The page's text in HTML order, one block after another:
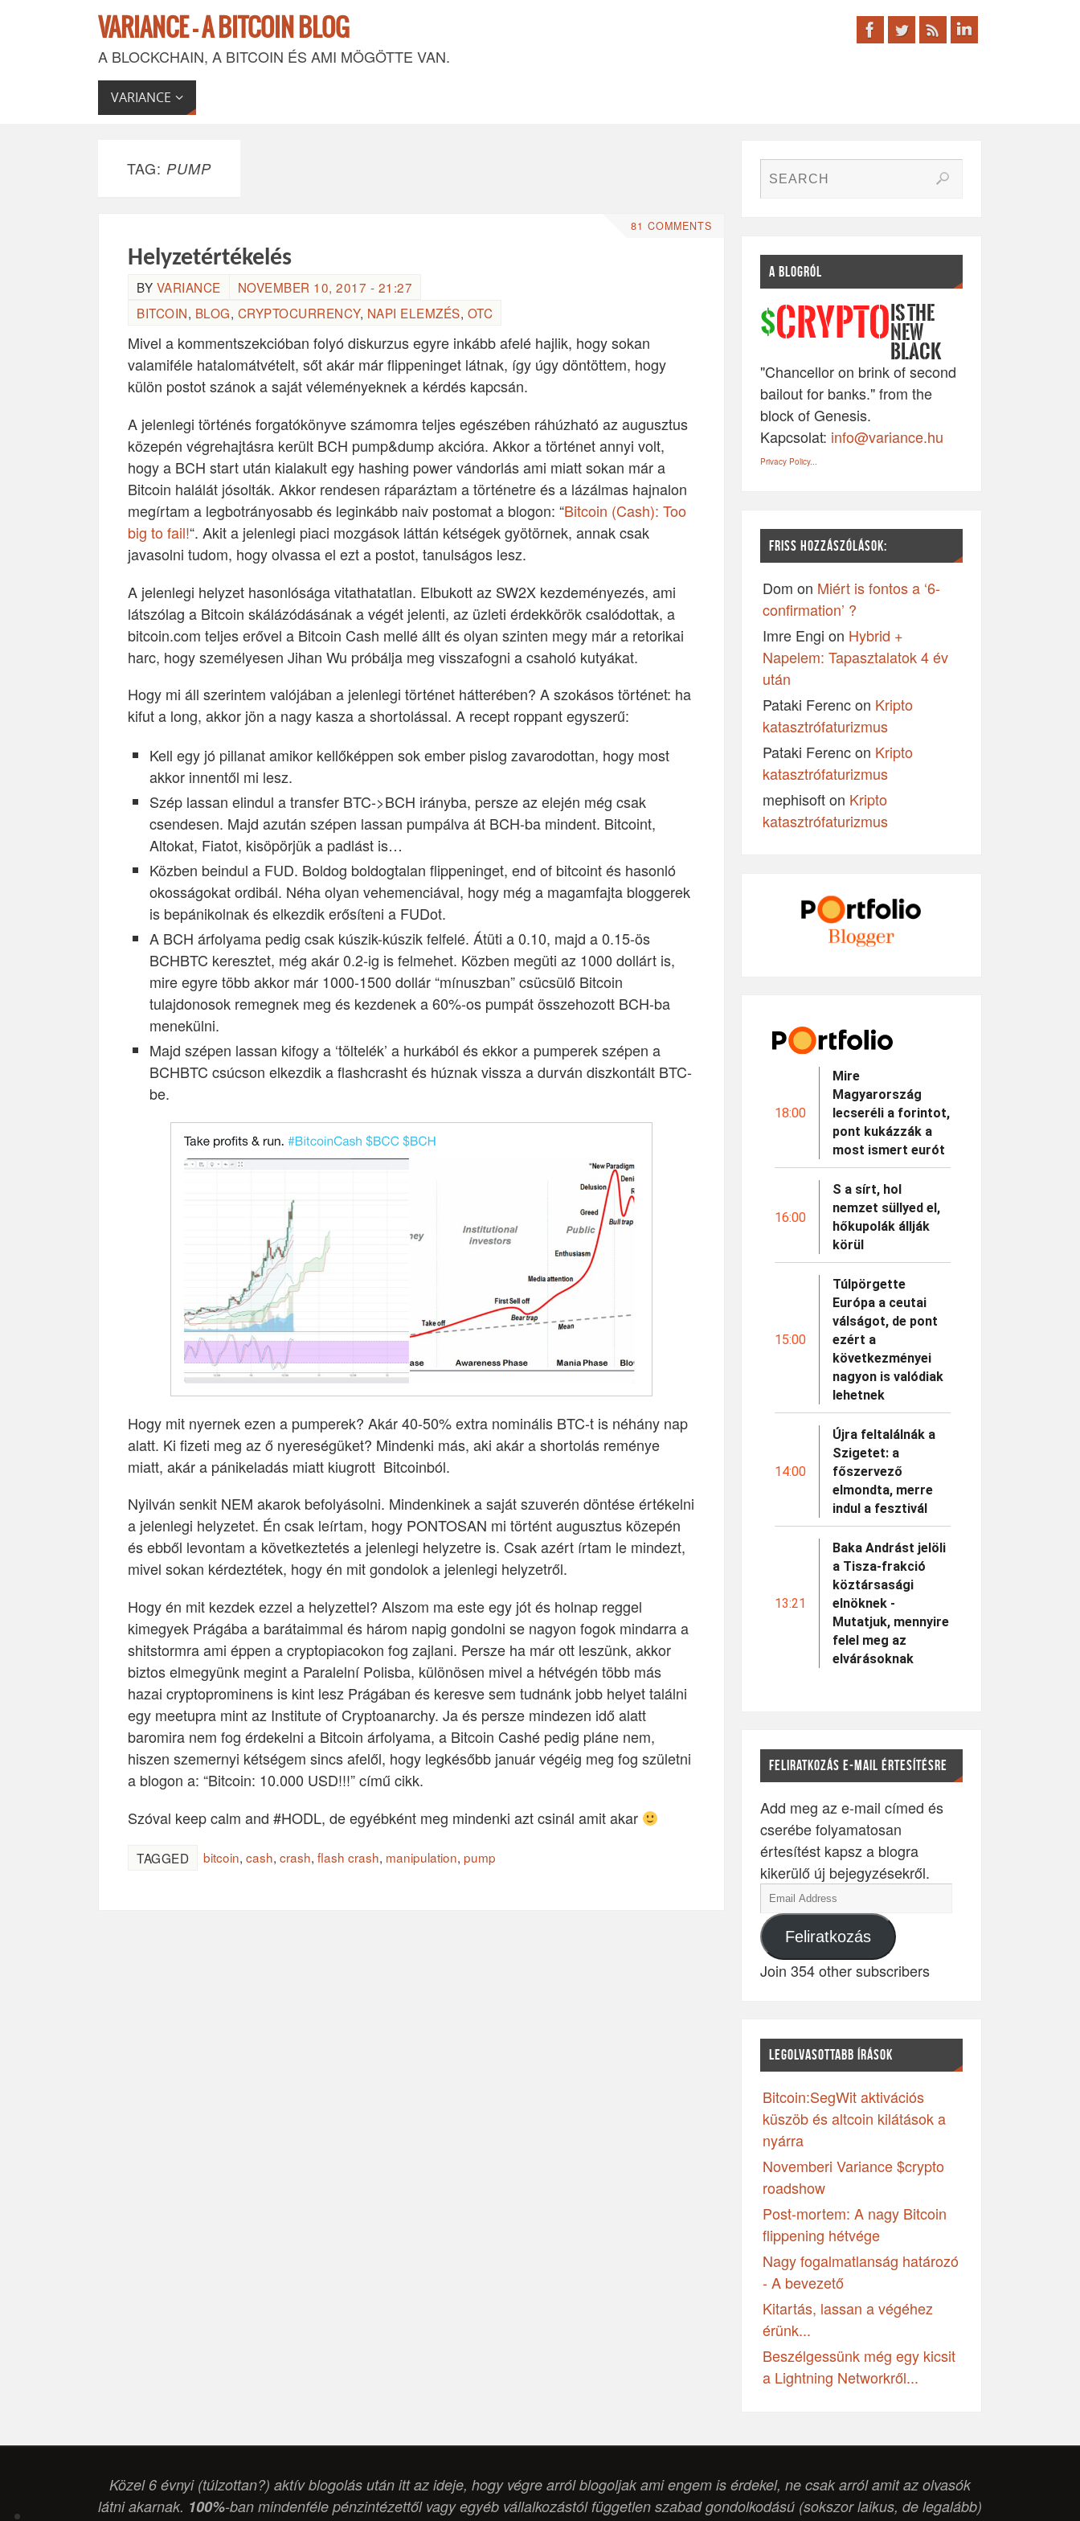
VARIANCE - A BITCOIN BLOG
A BLOCKCHAIN, A BITCOIN ÉS AMI MÖGÖTTE VAN.
VARIANCE
TAG: PUMP
81 COMMENTS
Helyzetértékelés
BY VARIANCE
NOVEMBER 10, 2017 - 21:27
BITCOIN, BLOG, CRYPTOCURRENCY, NAPI ELEMZÉS, OTC
Mivel a kommentszekcióban folyó diskurzus egyre inkább afelé hajlik, hogy sokan
valamiféle hatalomátvételt, sőt akár már flippeninget látnak, így úgy döntöttem, hogy
külön postot szánok a saját véleményeknek a kérdés kapcsán.
A jelenlegi történés forgatókönyve számomra teljes egészében ráhúzható az augusztus
közepén végrehajtásra került BCH pump&dump akcióra. Akkor a történet annyi volt,
hogy a BCH start után kialakult egy hashing power vándorlás ami miatt sokan már a
Bitcoin halálát jósolták. Akkor rendesen ráparáztam a történetre és a lázálmas hajnalon
megírtam a legbotrányosabb és leginkább naiv postomat a blogon: “Bitcoin (Cash): Too
big to fail!“. Akit a jelenlegi piaci mozgások láttán kétségek gyötörnek, annak csak
javasolni tudom, hogy olvassa el ezt a postot, tanulságos lesz.
A jelenlegi helyzet hasonlósága vitathatatlan. Elbukott az SW2X kezdeményezés, ami
látszólag a Bitcoin skálázódásának a végét jelenti, az üzleti érdekkörök csalódottak, a
bitcoin.com teljes erővel a Bitcoin Cash mellé állt és olyan szinten megy már a retorikai
harc, hogy személyesen Jihan Wu próbálja meg visszafogni a csaholó kutyákat.
Hogy mi áll szerintem valójában a jelenlegi történet hátterében? A szokásos történet: ha
kifut a long, akkor jön a nagy kasza a shortolással. A recept roppant egyszerű:
Kell egy jó pillanat amikor kellőképpen sok ember pislog zavarodottan, hogy most
akkor innentől mi lesz.
Szép lassan elindul a transfer BTC->BCH irányba, persze az elején még csak
csendesen. Majd azután szépen lassan pumpálva át BCH-ba mindent. Bitcoint,
Altokat, Fiatot, kisöpörjük a padlást is…
Közben beindul a FUD. Boldog boldogtalan flippeninget, end of bitcoint és hasonló
okosságokat ordibál. Néha olyan vehemenciával, hogy még a magamfajta bloggerek
is bepánikolnak és elkezdik erősíteni a FUDot.
A BCH árfolyama pedig csak kúszik-kúszik felfelé. Átüti a 0.10, majd a 0.15-ös
BCHBTC keresztet, még akár 0.2-ig is felmehet. Közben megüti az 1000 dollárt is,
mire egyre több akkor már 1000-1500 dollár “mínuszban” csücsülő Bitcoin
tulajdonosok remegnek meg és kezdenek a 60%-os pumpát összehozott BCH-ba
menekülni.
Majd szépen lassan kifogy a ‘töltelék’ a hurkából és ekkor a pumperek szépen a
BCHBTC csúcson elkezdik a flashcrasht és húznak vissza a durván diszkontált BTC-
be.
Hogy mit nyernek ezen a pumperek? Akár 40-50% extra nominális BTC-t is néhány nap
alatt. Ki fizeti meg az ő nyereségüket? Mindenki más, aki akár a shortolás reménye
miatt, akár a pánikeladás miatt kiugrott Bitcoinból.
Nyilván senkit NEM akarok befolyásolni. Mindenkinek a saját szuverén döntése értékelni
a jelenlegi helyzetet. Én csak leírtam, hogy PONTOSAN mi történt augusztus közepén
és ebből levontam a következtetés a jelenlegi helyzetre is. Csak azért írtam le mindezt,
mivel sokan kérdeztétek, hogy én mit gondolok a jelenlegi helyzetről.
Hogy én mit kezdek ezzel a helyzettel? Alszom ma este egy jót és holnap reggel
kimegyek Prágába a barátaimmal és három napig gondolni se nagyon fogok mindarra a
shitstormra ami éppen a cryptopiacokon fog zajlani. Persze ha már ott leszünk, akkor
biztos elmegyünk megint a Paralelní Polisba, különösen mivel a hétvégén több más
hazai cryptoprominens is kint lesz Prágában és keresve sem tudnánk jobb helyet találni
egy meetupra mint az Institute of Cryptoanarchy. Ja és persze mindezen idő alatt
baromira nem fog érdekelni a Bitcoin árfolyama, a Bitcoin Cashé pedig pláne nem,
hiszen szemernyi kétségem sincs afelől, hogy legkésőbb január végéig meg fog születni
a blogon a: “Bitcoin: 10.000 USD!!!” című cikk.
Szóval keep calm and #HODL, de egyébként meg mindenki azt csinál amit akar
TAGGED bitcoin, cash, crash, flash crash, manipulation, pump
A BLOGRÓL
$CRYPTO IS THE
NEW
BLACK
"Chancellor on brink of second
bailout for banks." from the
block of Genesis.
Kapcsolat: info@variance.hu
Privacy Policy...
FRISS HOZZÁSZÓLÁSOK:
Dom on Miért is fontos a ‘6-
confirmation’ ?
Imre Engi on Hybrid +
Napelem: Tapasztalatok 4 év
után
Pataki Ferencon Kripto
katasztrófaturizmus
Pataki Ferencon Kripto
katasztrófaturizmus
mephisofton Kripto
katasztrófaturizmus
18:00
Mire
Magyarország
lecseréli a forintot,
pont kukázzák a
most ismert eurót
16:00
S a sírt, hol
nemzet süllyed el,
hőkupolák állják
körül
15:00
Túlpörgette
Európa a ceutai
válságot, de pont
ezért a
következményei
nagyon is valódiak
lehetnek
14:00
Újra feltalálnák a
Szigetet: a
főszervező
elmondta, merre
indul a fesztivál
13:21
Baka Andrást jelöli
a Tisza-frakció
köztársasági
elnöknek -
Mutatjuk, mennyire
felel meg az
elvárásoknak
FELIRATKOZÁS E-MAIL ÉRTESÍTÉSRE
Add meg az e-mail címed és
cserébe folyamatosan
értesítést kapsz a blogra
kikerülő új bejegyzésekről.
Feliratkozás
Join 354 other subscribers
LEGOLVASOTTABB ÍRÁSOK
Bitcoin:SegWit aktivációs
küszöb és altcoin kilátások a
nyárra
Novemberi Variance $crypto
roadshow
Post-mortem: A nagy Bitcoin
flippening hétvége
Nagy fogalmatlanság határozó
- A bevezető
Kitartás, lassan a végéhez
érünk...
Beszélgessünk még egy kicsit
a Lightning Networkről...
Közel 6 évnyi (túlzottan?) aktív blogolás után itt az ideje, hogy végre arról blogoljak ami engem is érdekel, ne csak arról amit az olvasók
látni akarnak. 100%-ban mindenféle pénzintézettől vagy egyéb vállalkozástól független szabad gondolkodású (sokszor laikus, de legalább)